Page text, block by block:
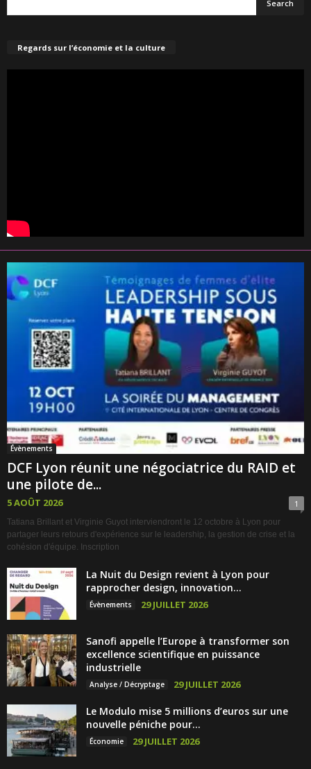
Regards sur l’économie et la culture
Évènements
DCF Lyon réunit une négociatrice du RAID et
une pilote de...
5 AOÛT 2026 1
Tatiana Brillant et Virginie Guyot interviendront le 12 octobre à Lyon pour
partager leurs retours d'expérience sur le leadership, la gestion de crise et la
cohésion d'équipe. Inscription
La Nuit du Design revient à Lyon pour
rapprocher design, innovation...
Évènements 29 JUILLET 2026
Sanofi appelle l’Europe à transformer son
excellence scientifique en puissance
industrielle
Analyse / Décryptage 29 JUILLET 2026
Le Modulo mise 5 millions d’euros sur une
nouvelle péniche pour...
Économie 29 JUILLET 2026